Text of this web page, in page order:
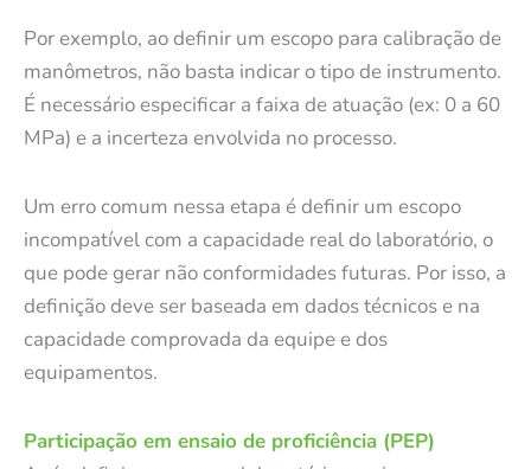
Por exemplo, ao definir um escopo para calibração de
manômetros, não basta indicar o tipo de instrumento.
É necessário especificar a faixa de atuação (ex: 0 a 60
MPa) e a incerteza envolvida no processo.
Um erro comum nessa etapa é definir um escopo
incompatível com a capacidade real do laboratório, o
que pode gerar não conformidades futuras. Por isso, a
definição deve ser baseada em dados técnicos e na
capacidade comprovada da equipe e dos
equipamentos.
Participação em ensaio de proficiência (PEP)